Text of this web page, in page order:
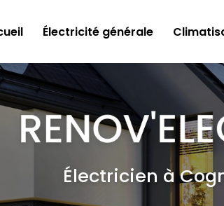
Électricité générale
Électricien à